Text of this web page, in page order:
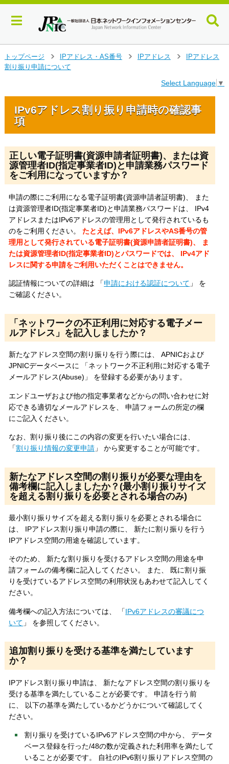
イ
ン
ジ
トップページ
>
IPアドレス・AS番号
IPアドレス
IPアドレス
割り振り申請について
Select Language ▼
IPv6アドレス割り振り申請時の確認事
項
正しい電子証明書(資源申請者証明書)、または資
源管理者ID(指定事業者ID)と申請業務パスワード
をご利用になっていますか？
申請の際にご利用になる電子証明書(資源申請者証明書)、 また
は資源管理者ID(指定事業者ID)と申請業務パスワードは、 IPv4
アドレスまたはIPv6アドレスの管理用として発行されているも
のをご利用ください。たとえば、IPv6アドレスやAS番号の管
理用として発行されている電子証明書(資源申請者証明書)、 ま
たは資源管理者ID(指定事業者ID)とパスワードでは、 IPv4アド
レスに関する申請をご利用いただくことはできません。
認証情報についての詳細は 「申請における認証について 」 を
ご確認ください。
「ネットワークの不正利用に対応する電子メー
ルアドレス」を記入しましたか？
新たなアドレス空間の割り振りを行う際には、 APNICおよび
JPNICデータベースに 「ネットワーク不正利用に対応する電子
メールアドレス(Abuse)」 を登録する必要があります。
エンドユーザおよび他の指定事業者などからの問い合わせに対
応できる適切なメールアドレスを、 申請フォームの所定の欄
にご記入ください。
なお、割り振り後にこの内容の変更を行いたい場合には、
「割り振り情報の変更申請 」 から変更することが可能です。
新たなアドレス空間の割り振りが必要な理由を
備考欄に記入しましたか？(最小割り振りサイズ
を超える割り振りを必要とされる場合のみ)
最小割り振りサイズを超える割り振りを必要とされる場合に
は、 IPアドレス割り振り申請の際に、 新たに割り振りを行う
IPアドレス空間の用途を確認しています。
そのため、 新たな割り振りを受けるアドレス空間の用途を申
請フォームの備考欄に記入してください。 また、 既に割り振
りを受けているアドレス空間の利用状況もあわせて記入してく
ださい。
備考欄への記入方法については、 「IPv6アドレスの審議につ
いて 」 を参照してください。
追加割り振りを受ける基準を満たしています
か？
IPアドレス割り振り申請は、 新たなアドレス空間の割り振りを
受ける基準を満たしていることが必要です。 申請を行う前
に、 以下の基準を満たしているかどうかについて確認してく
ださい。
割り振りを受けているIPv6アドレス空間の中から、 データ
ベース登録を行った/48の数が定義された利用率を満たして
いることが必要です。 自社のIPv6割り振りアドレス空間の